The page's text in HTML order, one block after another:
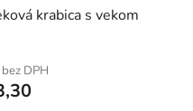
krabica s vekom
DPH